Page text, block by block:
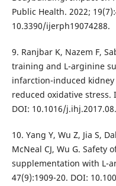
Public Health. 2022;
10.3390/ijerph19074288.
9. Ranjbar K, Nazem F,
training and L-arginine
infarction-induced
reduced oxidative stress.
DOI: 10.1016/
10. Yang Y, Wu Z, Jia S,
McNeal CJ, Wu G. Safety
supplementation with L-
47(9):1909-20. DOI: